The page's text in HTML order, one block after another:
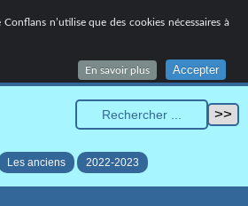
n’utilise que des cookies nécessaires à
En savoir plus Accepter
MENU
Les anciens 2022-2023